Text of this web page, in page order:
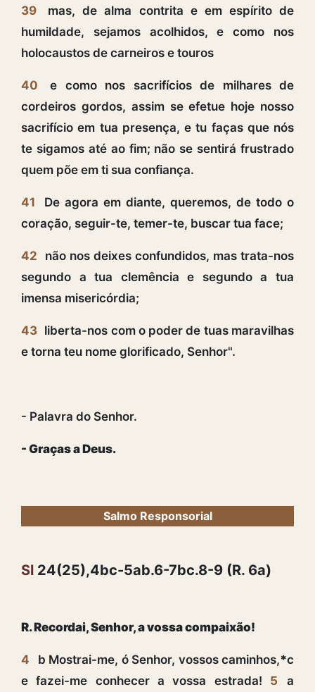
39
mas, de alma contrita e em espírito de
humildade, sejamos acolhidos, e como nos
holocaustos de carneiros e touros
40
e como nos sacrifícios de milhares de
cordeiros gordos, assim se efetue hoje nosso
sacrifício em tua presença, e tu faças que nós
te sigamos até ao fim; não se sentirá frustrado
quem põe em ti sua confiança.
41
De agora em diante, queremos, de todo o
coração, seguir-te, temer-te, buscar tua face;
42
não nos deixes confundidos, mas trata-nos
segundo a tua clemência e segundo a tua
imensa misericórdia;
43 liberta-nos com o poder de tuas maravilhas
e torna teu nome glorificado, Senhor".
- Palavra do Senhor.
- Graças a Deus.
Salmo Responsorial
Sl 24(25),4bc-5ab.6-7bc.8-9 (R. 6a)
R. Recordai, Senhor, a vossa compaixão!
4 b Mostrai-me, ó Senhor, vossos caminhos,*c
e fazei-me conhecer a vossa estrada! 5
a